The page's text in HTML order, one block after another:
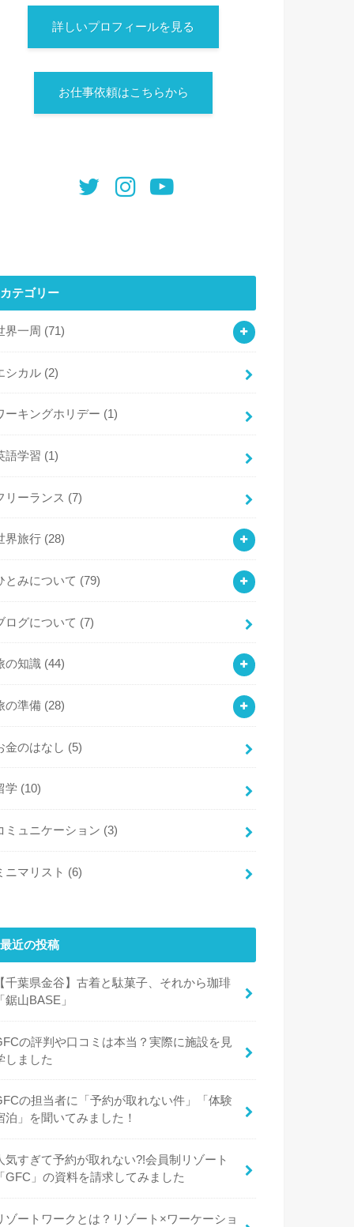
詳しいプロフィールを見る
お仕事依頼はこちらから
カテゴリー
界一周 (71)
シカル (2)
ーキングホリデー (1)
語学習 (1)
リーランス (7)
界旅行 (28)
とみについて (79)
ログについて (7)
の知識 (44)
の準備 (28)
金のはなし (5)
学 (10)
ミュニケーション (3)
ニマリスト (6)
最近の投稿
【千葉県金谷】古着と駄菓子、それから珈琲
「鋸山BASE」
の評判や口コミは本当？実際に施設を見
しました
の担当者に「予約が取れない件」「体験
泊」を聞いてみました！
気すぎて予約が取れない?!会員制リゾート
「GFC」の資料を請求してみました
ゾートワークとは？リゾート×ワーケーショ